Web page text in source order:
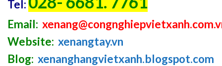
Tel:
Email:
Website: xenangtay.vn
Blog: xenanghangvietxanh.blogspot.com